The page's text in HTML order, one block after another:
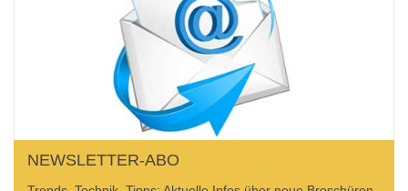
NEWSLETTER-ABO